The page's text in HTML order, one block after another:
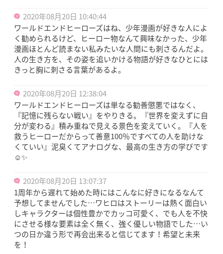
2020年08月20日 10:40:44
ワールドエンドヒーローズはね、少年漫画が好きな人によ
く勧められるけど、ヒーロー物なんて興味なかった、少年
漫画ほとんど読まない私みたいな人間にも刺さるんだよ。
人の生き方を、その姿を追いかける物語が好きなひとには
きっと胸に刺さる言葉があるよ。
2020年08月20日 12:38:04
ワールドエンドヒーローズは単なる勧善懲悪ではなく、
『記憶に残らない戦い』をやりきる。『世界を変えずに自
分が変わる』積み重ねで見える景色を変えていく。『人を
救うヒーローだからって善意100％ですべての人を助けな
くていい』泥臭くてアナログな、最高の生き方の学びです
☺️✨
2020年08月20日 13:07:37
1周年から遅れて始めた時にはこんなに好きになるなんて
予想してませんでした…ワヒロはストーリーは熱く面白い
しキャラクターは個性豊かでカッコ可愛く、でも人を不快
にさせる様な要素は全く無く、強く優しい物語でした…い
つの日か違う形で再会出来ると信じてます！希望と未来
を！